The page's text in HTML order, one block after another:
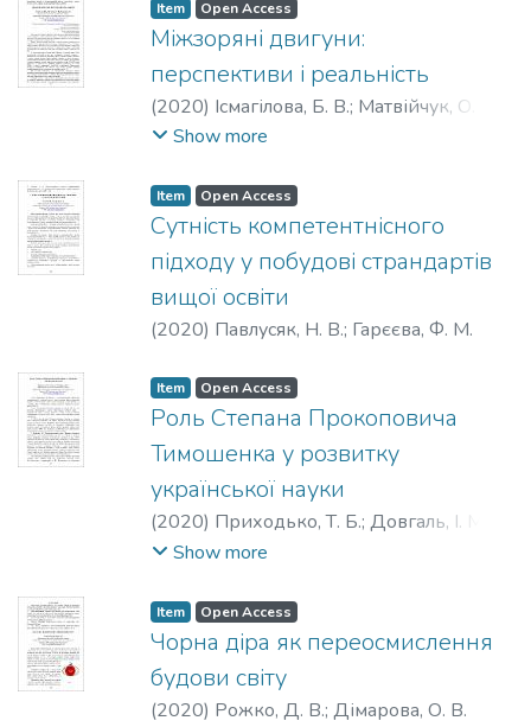
Item Open Access
Міжзоряні двигуни:
перспективи і реальність
(2020) Ісмагілова, Б. В.; Матвійчук, О. В.
Подласов, С. О.
Show more
Item Open Access
Сутність компетентнісного
підходу у побудові страндартів
вищої освіти
(2020) Павлусяк, Н. В.; Гарєєва, Ф. М.
Item Open Access
Роль Степана Прокоповича
Тимошенка у розвитку
української науки
(2020) Приходько, Т. Б.; Довгаль, І. М.
Климук, О. С.
Show more
Item Open Access
Чорна діра як переосмислення
будови світу
(2020) Рожко, Д. В.; Дімарова, О. В.